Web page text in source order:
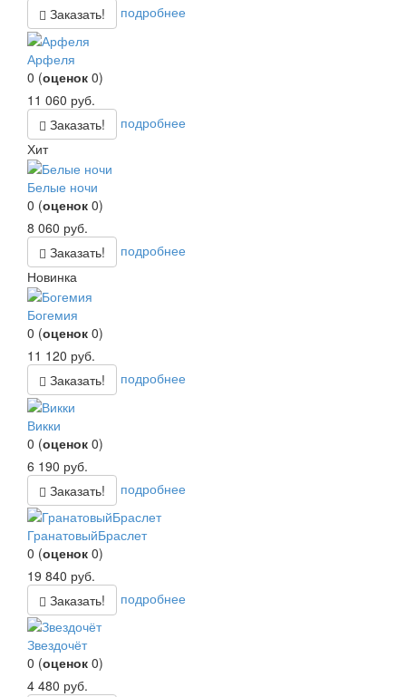
Заказать!
подробнее
Арфеля
0 (оценок 0)
11 060 руб.
Заказать!
подробнее
Хит
Белые ночи
0 (оценок 0)
8 060 руб.
Заказать!
подробнее
Новинка
Богемия
0 (оценок 0)
11 120 руб.
Заказать!
подробнее
Викки
0 (оценок 0)
6 190 руб.
Заказать!
подробнее
ГранатовыйБраслет
0 (оценок 0)
19 840 руб.
Заказать!
подробнее
Звездочёт
0 (оценок 0)
4 480 руб.